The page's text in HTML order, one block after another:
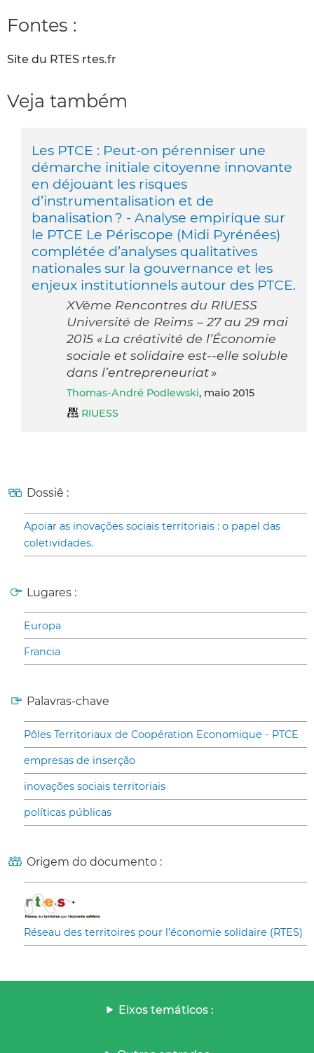
Fontes :
Site du RTES rtes.fr
Veja também
Les PTCE : Peut-on pérenniser une
démarche initiale citoyenne innovante
en déjouant les risques
d’instrumentalisation et de
banalisation ? - Analyse empirique sur
le PTCE Le Périscope (Midi Pyrénées)
complétée d’analyses qualitatives
nationales sur la gouvernance et les
enjeux institutionnels autour des PTCE.
XVème Rencontres du RIUESS
Université de Reims – 27 au 29 mai
2015 « La créativité de l’Économie
sociale et solidaire est-­‐elle soluble
dans l’entrepreneuriat »
Thomas-André Podlewski, maio 2015
RIUESS
Dossiê :
Apoiar as inovações sociais territoriais : o papel das
coletividades.
Lugares :
Europa
Francia
Palavras-chave
Pôles Territoriaux de Coopération Economique - PTCE
empresas de inserção
inovações sociais territoriais
políticas públicas
Origem do documento :
Réseau des territoires pour l’économie solidaire (RTES)
Eixos temáticos :